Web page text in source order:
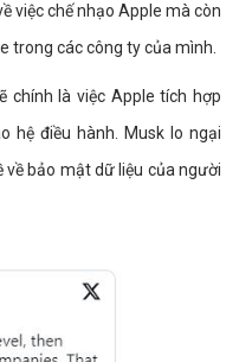
việc chế nhạo Apple mà còn
trong các công ty của mình.
chính là việc Apple tích hợp
hệ điều hành. Musk lo ngại
về bảo mật dữ liệu của người